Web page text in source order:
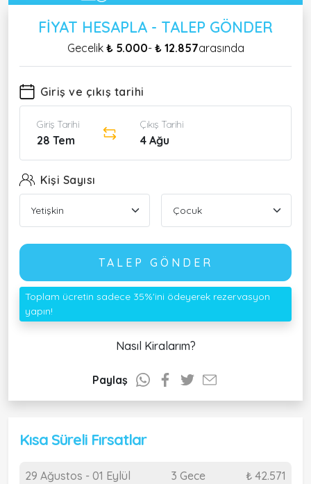
FIYAT HESAPLA - TALEP GÖNDER
Gecelik ₺ 5.000- ₺ 12.857arasında
Giriş ve çıkış tarihi
Giriş Tarihi
28 Tem
Çıkış Tarihi
4 Ağu
Kişi Sayısı
TALEP GÖNDER
Toplam ücretin sadece 35%'ini ödeyerek rezervasyon
yapın!
Nasıl Kiralarım?
Paylaş
Kısa Süreli Fırsatlar
29 Ağustos - 01 Eylül 3 Gece ₺ 42.571